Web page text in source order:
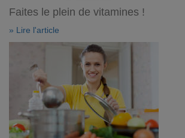
Faites le plein de vitamines !
» Lire l'article